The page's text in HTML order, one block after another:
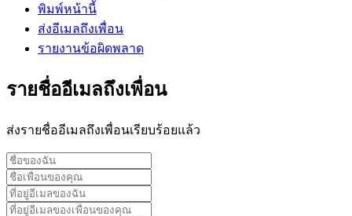
พิมพ์หน้านี้
ส่งอีเมลถึงเพื่อน
รายงานข้อผิดพลาด
รายชื่ออีเมลถึงเพื่อน
ส่งรายชื่ออีเมลถึงเพื่อนเรียบร้อยแล้ว